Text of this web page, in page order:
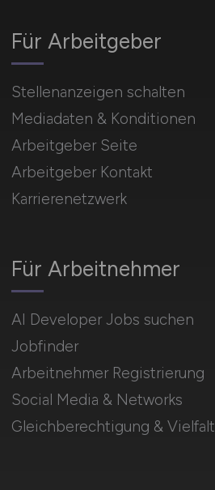
Für Arbeitnehmer
AI Developer Jobs suchen
Jobfinder
Arbeitnehmer Registrierung
Social Media & Networks
Gleichberechtigung & Vielfalt
Für Arbeitgeber
Stellenanzeigen schalten
Mediadaten & Konditionen
Arbeitgeber Seite
Arbeitgeber Kontakt
Karrierenetzwerk